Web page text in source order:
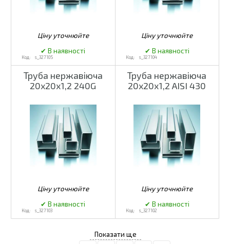
s_327105 s_327104
Труба нержавіюча
20х20х1,2 240G
s_327103
Труба нержавіюча
20х20х1,2 AISI 430
s_327102